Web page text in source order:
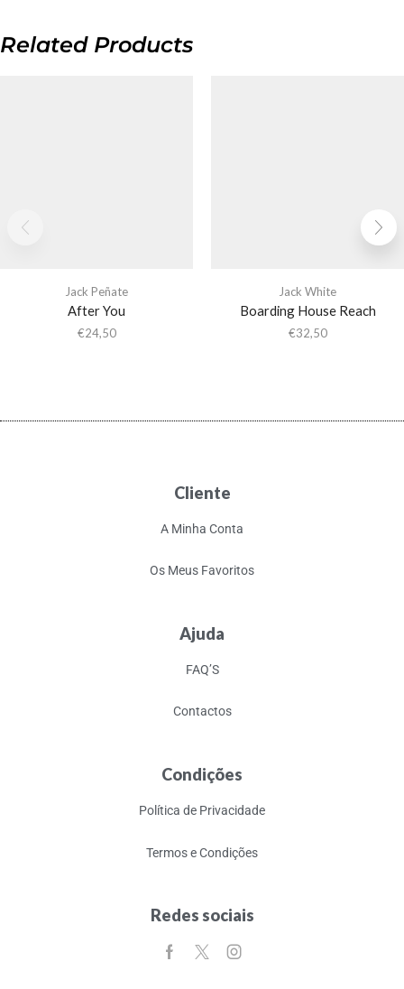
Related Products
Jack Peñate
After You
€24,50
Jack White
Boarding House Reach
€32,50
Cliente
A Minha Conta
Os Meus Favoritos
Ajuda
FAQ’S
Contactos
Condições
Política de Privacidade
Termos e Condições
Redes sociais